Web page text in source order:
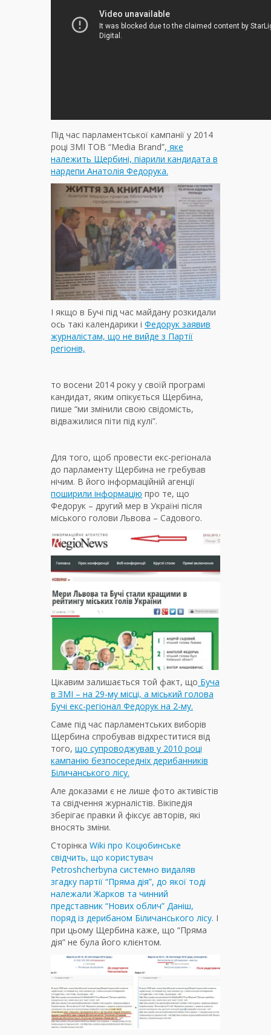
Під час парламентської кампанії у 2014
році ЗМІ ТОВ “Media Brand”, яке
належить Щербині, піарили кандидата в
нардепи Анатолія Федорука.
І якщо в Бучі під час майдану розкидали
ось такі календарики і Федорук заявив
журналістам, що не вийде з Партії
регіонів,
то восени 2014 року у своїй програмі
кандидат, яким опікується Щербина,
пише “ми змінили свою свідомість,
відважилися піти під кулі”.
Для того, щоб провести екс-регіонала
до парламенту Щербина не гребував
нічим. В його інформаційній агенції
поширили інформацію про те, що
Федорук – другий мер в Україні після
міського голови Львова – Садового.
Цікавим залишається той факт, що Буча
в ЗМІ – на 29-му місці, а міський голова
Бучі екс-регіонал Федорук на 2-му.
Саме під час парламентських виборів
Щербина спробував відхреститися від
того, що супроводжував у 2010 році
кампанію безпосередніх дерибанників
Біличанського лісу.
Але доказами є не лише фото активістів
та свідчення журналістів. Вікіпедія
зберігає правки й фіксує авторів, які
вносять зміни.
Сторінка Wiki про Коцюбинське
свідчить, що користувач
Petroshcherbyna системно видаляв
згадку партії “Пряма дія”, до якої тоді
належали Жарков та чинний
представник “Нових облич” Даніш,
поряд із дерибаном Біличанського лісу. І
при цьому Щербина каже, що “Пряма
дія” не була його клієнтом.